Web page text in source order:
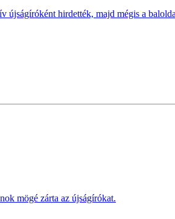
hirdették, majd mégis a
mögé zárta az újságírókat.